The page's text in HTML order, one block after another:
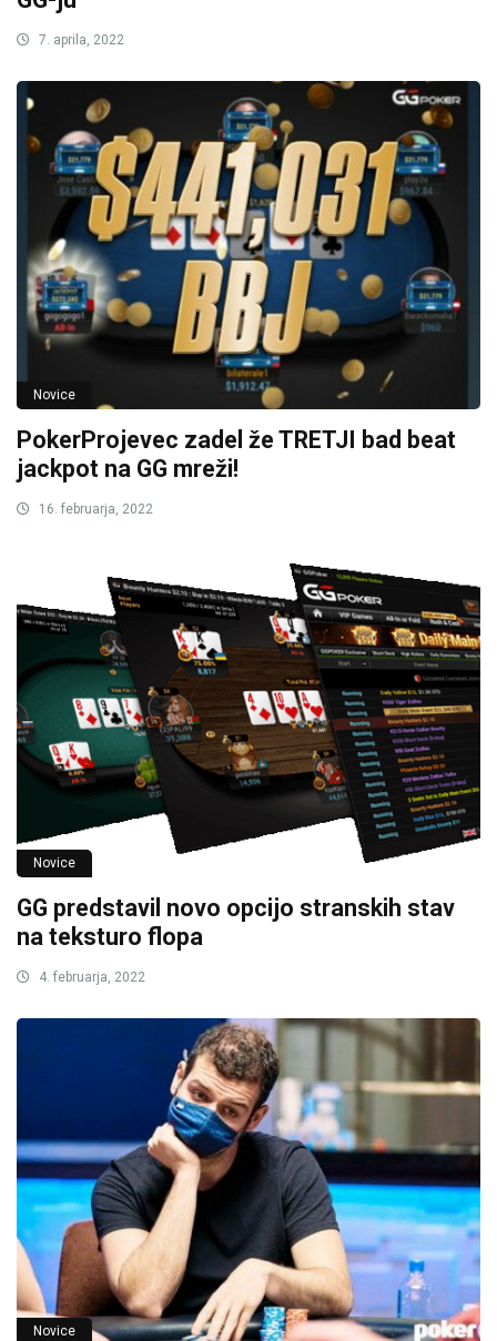
7. aprila, 2022
Novice
PokerProjevec zadel že TRETJI bad beat
jackpot na GG mreži!
16. februarja, 2022
Novice
GG predstavil novo opcijo stranskih stav
na teksturo flopa
4. februarja, 2022
Novice